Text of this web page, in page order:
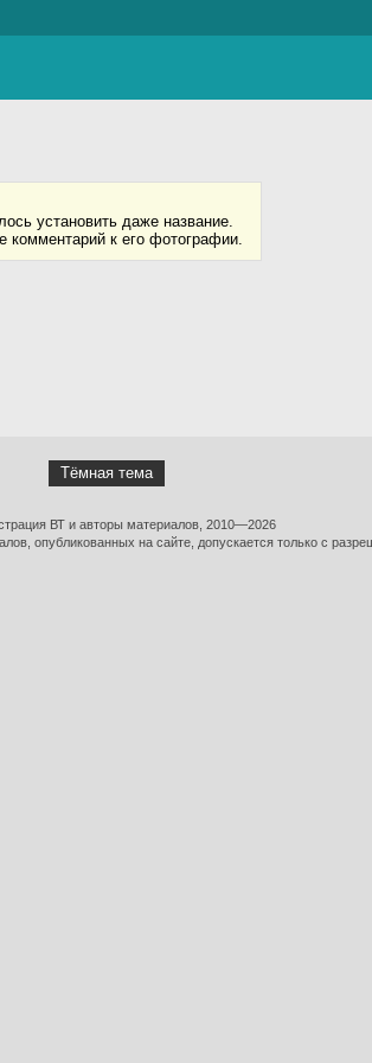
установить даже название.
комментарий к его фотографии.
Тёмная тема
ВТ и авторы материалов, 2010—2026
опубликованных на сайте, допускается только с